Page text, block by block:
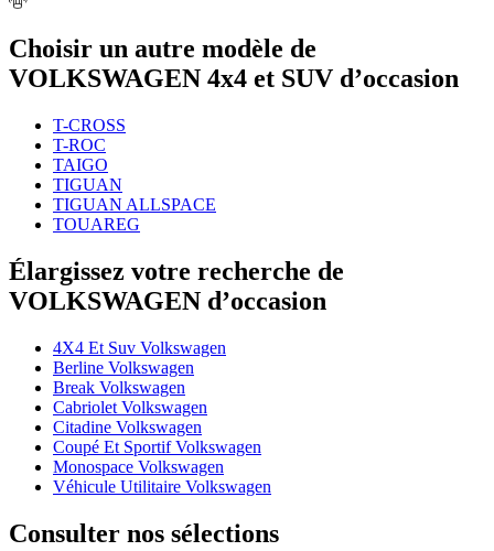
Choisir un autre modèle de
VOLKSWAGEN 4x4 et SUV d’occasion
T-CROSS
T-ROC
TAIGO
TIGUAN
TIGUAN ALLSPACE
TOUAREG
Élargissez votre recherche de
VOLKSWAGEN d’occasion
4X4 Et Suv Volkswagen
Berline Volkswagen
Break Volkswagen
Cabriolet Volkswagen
Citadine Volkswagen
Coupé Et Sportif Volkswagen
Monospace Volkswagen
Véhicule Utilitaire Volkswagen
Consulter nos sélections